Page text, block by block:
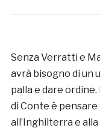
Senza Verratti e
avrà bisogno di un
palla e dare ordine.
di Conte è
all’Inghilterra e